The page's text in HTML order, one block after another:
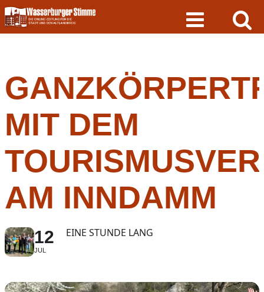
Skip
to
content
MIT DEM
AM INNDAMM
12
JUL
EINE STUNDE LANG